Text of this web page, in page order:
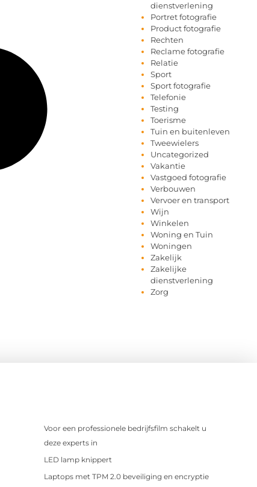
dienstverlening
Portret fotografie
Product fotografie
Rechten
Reclame fotografie
Relatie
Sport
Sport fotografie
Telefonie
Testing
Toerisme
Tuin en buitenleven
Tweewielers
Uncategorized
Vakantie
Vastgoed fotografie
Verbouwen
Vervoer en transport
Wijn
Winkelen
Woning en Tuin
Woningen
Zakelijk
Zakelijke
dienstverlening
Zorg
Voor een professionele bedrijfsfilm schakelt u
deze experts in
LED lamp knippert
Laptops met TPM 2.0 beveiliging en encryptie